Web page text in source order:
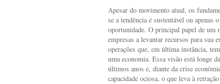
Apesar do movimento atual, os
se a tendência é sustentável ou apenas
oportunidade. O principal papel de um
empresas a levantar recursos para sua
operações que, em última instância,
uma economia. Essa visão está longe
últimos anos e, diante da crise
capacidade ociosa, o que leva à